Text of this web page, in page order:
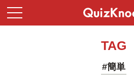
TAG
#簡単